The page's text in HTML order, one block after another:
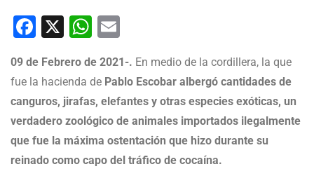
Facebook
X WhatsApp
09 de Febrero de 2021-. En medio de la cordillera, la que
fue la hacienda de Pablo Escobar albergó cantidades de
canguros, jirafas, elefantes y otras especies exóticas, un
verdadero zoológico de animales importados ilegalmente
que fue la máxima ostentación que hizo durante su
reinado como capo del tráfico de cocaína.